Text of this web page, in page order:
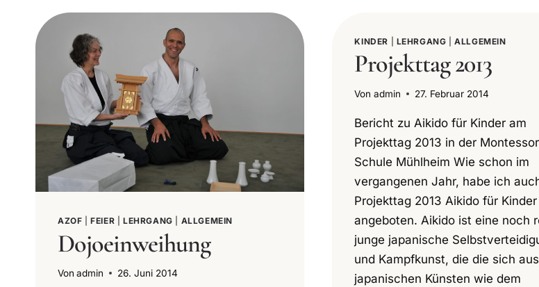
UND
KAMPFKÜNSTLERINNEN
AZOF |FEIER LEHRGANG ALLGEMEIN
Dojoeinweihung
Von admin 26. Juni 2014
KINDER LEHRGANG |ALLGEMEIN
Projekttag 2013
Von admin 27. Februar 2014
Bericht zu Aikido für Kinder am
Projekttag 2013 in der
Schule Mühlheim Wie schon im
vergangenen Jahr, habe ich
Projekttag 2013 Aikido für Kinder
angeboten. Aikido ist eine noch
junge japanische
und Kampfkunst, die die sich
japanischen Künsten wie dem